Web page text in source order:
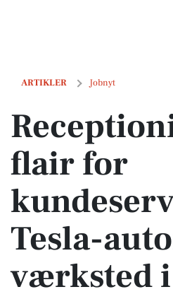
ARTIKLER Jobnyt
Receptionist med flair for
flair for
Tesla-
værksted